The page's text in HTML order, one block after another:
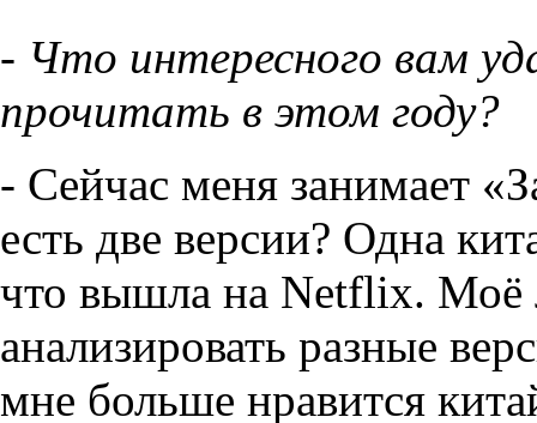
- Что интересного вам
прочитать в этом году?
- Сейчас меня занимает
есть две версии? Одна
что вышла на Netflix.
анализировать разные
мне больше нравится